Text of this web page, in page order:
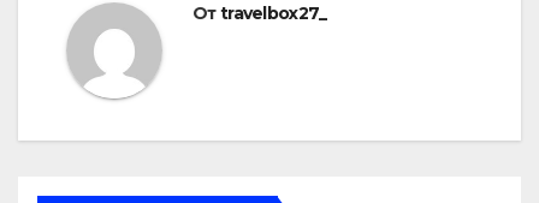
Отtravelbox27_